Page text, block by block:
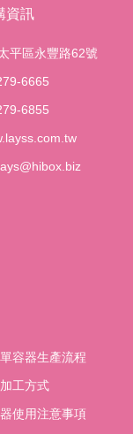
容器生產流程
工方式
使用注意事項
資訊
平區永豐路62號
6665
6855